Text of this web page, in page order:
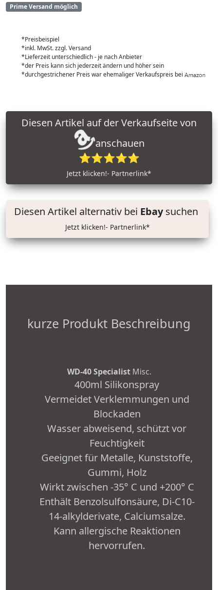
Prime Versand möglich
*Preisbeispiel
*inkl. MwSt. zzgl. Versand
*Lieferzeit unterschiedlich - je nach Anbieter
*der Preis kann sich jederzeit ändern und höher sein
*durchgestrichener Preis war ehemaliger Verkaufspreis bei
anschauen
⭐⭐⭐⭐⭐
Jetzt klicken!- Partnerlink*
Diesen Artikel alternativ bei Ebaysuchen
Jetzt klicken!- Partnerlink*
kurze Produkt Beschreibung
WD-40 SpecialistMisc.
400ml Silikonspray
Vermeidet Verklemmungen und
Blockaden
Wasser abweisend, schützt vor
Feuchtigkeit
Geeignet für Metalle, Kunststoffe,
Gummi, Holz
Wirkt zwischen -35° C und +200° C
Enthält Benzolsulfonsäure, Di-C10-
14-alkylderivate, Calciumsalze.
Kann allergische Reaktionen
hervorrufen.